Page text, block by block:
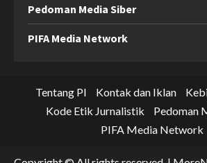
Pedoman Media Siber
PIFA Media Network
Tentang PI Kontak dan Iklan
Kode Etik Jurnalistik
Pedoman
PIFA Media Network